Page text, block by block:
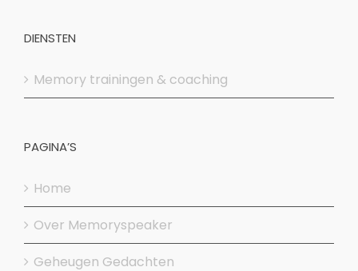
DIENSTEN
Memory trainingen & coaching
PAGINA’S
Home
Over Memoryspeaker
Geheugen Gedachten